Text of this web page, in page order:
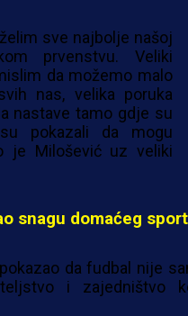
sve najbolje našoj
prvenstvu. Veliki
da možemo malo
nas, velika poruka
nastave tamo gdje su
pokazali da mogu
je Milošević uz veliki
snagu domaćeg
da fudbal nije
i zajedništvo